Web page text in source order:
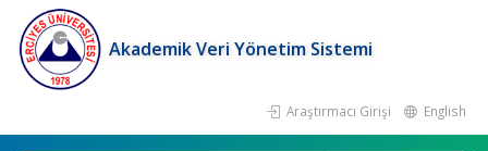
Akademik Veri Yönetim Sistemi
Araştırmacı Girişi English